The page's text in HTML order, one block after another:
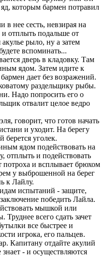
которым бармен потравил
в нее сесть, невзирая на
отплыть подальше от
рыло, ну а затем
вспоминать...
дверь в кладовку. Там
ядом. Затем идите к
дает без возражений.
раздельщику рыбы.
Надо попросить его о
отвалит целое ведро
говорит, что готов начать
и уходит. На берегу
берется уголек.
ядом подействовать на
отплыть и подействовать
и всплывает брюхом
у выброшенной на берег
к Лайлу.
испытаний - защите,
победить Лайла.
мышкой или
Труднее всего сдать зачет
все быстрее и
игрока, его пальцев.
Капитану отдайте акулий
- и осуществляются